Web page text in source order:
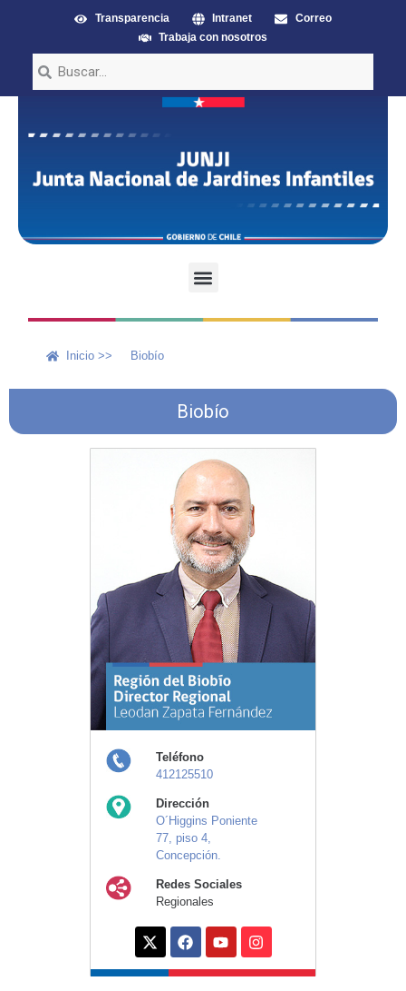
Transparencia Intranet
Correo
Trabaja con nosotros
Inicio >> Biobío
Biobío
Teléfono
412125510
Dirección
O´Higgins Poniente
77, piso 4,
Concepción.
Redes Sociales
Regionales